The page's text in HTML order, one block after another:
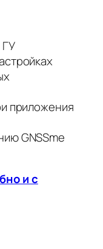
ГУ
приложения
GNSSme
и с